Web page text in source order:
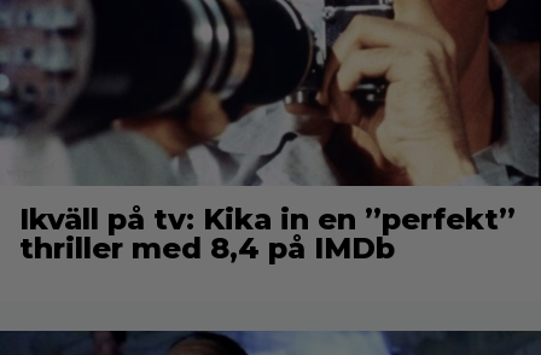
Ikväll på tv: Kika in en ”perfekt”
thriller med 8,4 på IMDb